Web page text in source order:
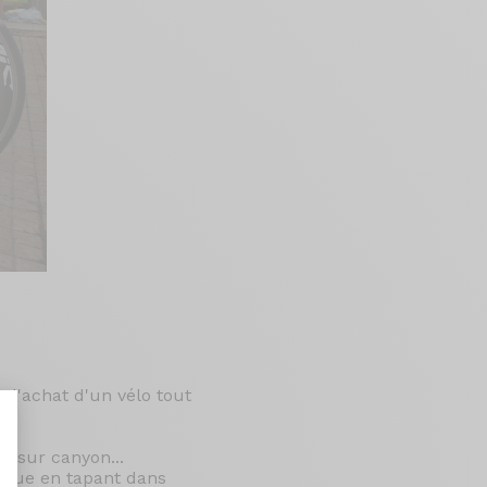
l'achat d'un vélo tout
sur canyon...
en tapant dans